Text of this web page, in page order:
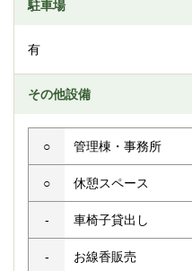
駐車場
有
その他設備
○ 管理棟・事務所
○ 休憩スペース
- 車椅子貸出し
- お線香販売